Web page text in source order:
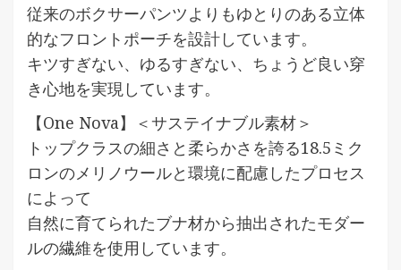
従来のボクサーパンツよりもゆとりのある立体
的なフロントポーチを設計しています。
キツすぎない、ゆるすぎない、ちょうど良い穿
き心地を実現しています。
【One Nova】＜サステイナブル素材＞
トップクラスの細さと柔らかさを誇る18.5ミク
ロンのメリノウールと環境に配慮したプロセス
によって
自然に育てられたブナ材から抽出されたモダー
ルの繊維を使用しています。